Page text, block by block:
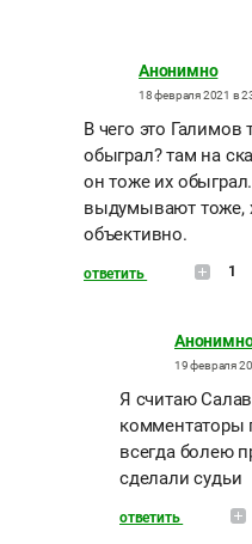
Анонимно
18 февраля 2021 в
В чего это Галимов
обыграл? там на
он тоже их
выдумывают тоже,
объективно.
ответить 1
19 февраля
Я считаю
комментаторы
всегда болею
сделали судьи
ответить